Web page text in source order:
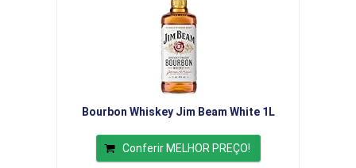
Bourbon Whiskey Jim Beam White 1L
Conferir MELHOR PREÇO!